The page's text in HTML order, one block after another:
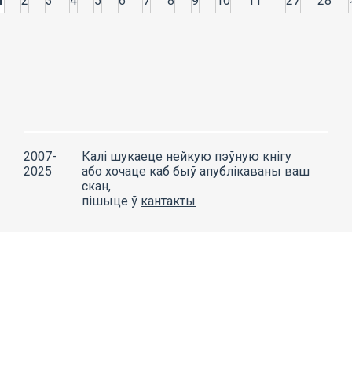
2007-
2025
Калі шукаеце нейкую пэўную кнігу
або хочаце каб быў апублікаваны ваш
скан,
пішыце ў кантакты